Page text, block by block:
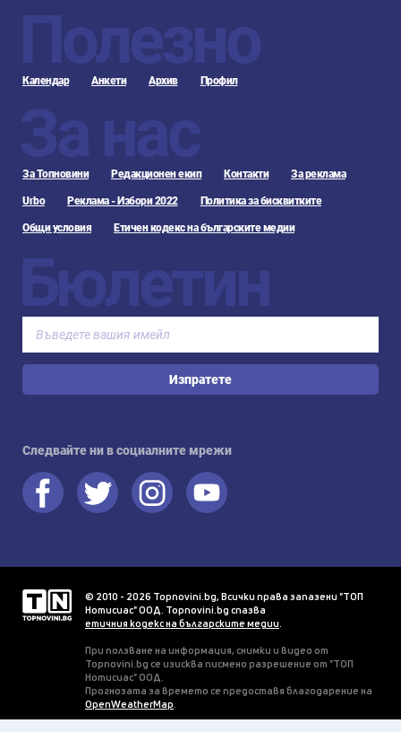
Полезно
Календар Анкети Архив Профил
За нас
За Топновини Редакционен екип Контакти За реклама
Urbo Реклама - Избори 2022 Политика за бисквитките
Общи условия Етичен кодекс на българските медии
Бюлетин
Изпратете
Следвайте ни в социалните мрежи
© 2010 - 2026 Topnovini.bg, Всички права запазени "ТОП
Нотисиас" ООД. Topnovini.bg спазва
етичния кодекс на българските медии.
При ползване на информация, снимки и видео от
Topnovini.bg се изисква писмено разрешение от "ТОП
Нотисиас" ООД.
Прогнозата за времето се предоставя благодарение на
OpenWeatherMap.